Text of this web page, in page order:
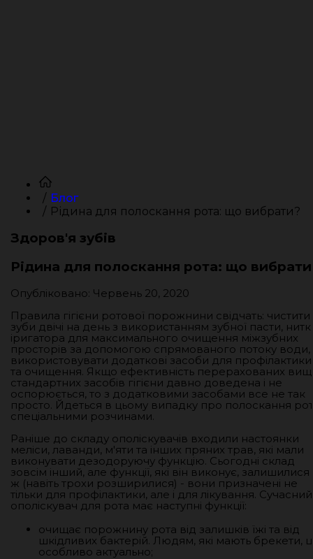
Блог
Рідина для полоскання рота: що вибрати?
Здоров'я зубів
Рідина для полоскання рота: що
Опубліковано: Червень 20, 2020
Правила гігієни ротової порожнини свідчать: чистити
зуби двічі на день з використанням зубної пасти,
іригатора для максимального очищення міжзубних
просторів за допомогою спрямованого потоку води,
використовувати додаткові засоби для профілактики
та очищення. Якщо ефективність перерахованих
стандартних засобів гігієни давно доведена і не
оспорюється, то з додатковими засобами все не так
просто. Йдеться в цьому випадку про полоскання
спеціальними розчинами.
Раніше до складу ополіскувачів входили настоянки
меліси, лаванди, м'яти та інших пряних трав, які мали
виконувати дезодоруючу функцію. Сьогодні склад
зовсім інший, але функції, які він виконує, залишилися
ж (навіть трохи розширилися) - вони призначені не
тільки для профілактики, але і для лікування. Сучасний
ополіскувач для рота має наступні функції:
очищає порожнину рота від залишків їжі та від
шкідливих бактерій. Людям, які мають брекети,
особливо актуально;